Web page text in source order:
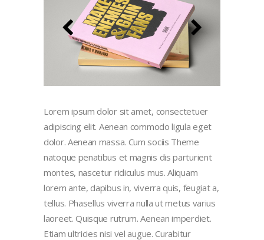
Lorem ipsum dolor sit amet, consectetuer
adipiscing elit. Aenean commodo ligula eget
dolor. Aenean massa. Cum sociis Theme
natoque penatibus et magnis dis parturient
montes, nascetur ridiculus mus. Aliquam
lorem ante, dapibus in, viverra quis, feugiat a,
tellus. Phasellus viverra nulla ut metus varius
laoreet. Quisque rutrum. Aenean imperdiet.
Etiam ultricies nisi vel augue. Curabitur